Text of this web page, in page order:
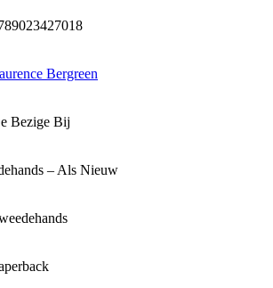
Bergreen
Bezige Bij
– Als Nieuw